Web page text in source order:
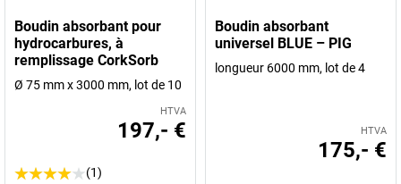
Boudin absorbant pour
hydrocarbures, à
remplissage CorkSorb
Ø 75 mm x 3000 mm, lot de 10
HTVA
197,- €
(1)
Boudin absorbant
universel BLUE – PIG
longueur 6000 mm, lot de 4
HTVA
175,- €